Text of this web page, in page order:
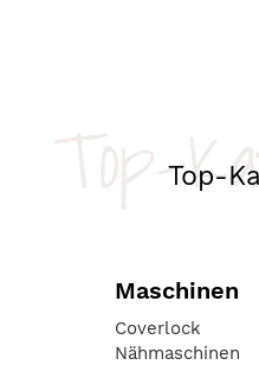
Top-
Top-
Maschinen
Coverlock
Nähmaschinen